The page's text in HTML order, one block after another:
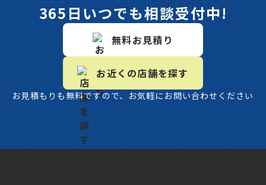
365日いつでも相談受付中!
無料お見積り
お近くの店舗を探す
お見積もりも無料ですので、お気軽にお問い合わせください